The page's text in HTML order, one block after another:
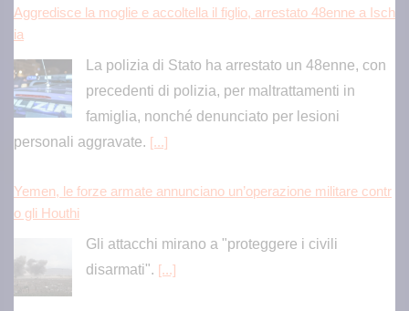
Aggredisce la moglie e accoltella il figlio, arrestato 48enne a Isch
ia
La polizia di Stato ha arrestato un 48enne, con
precedenti di polizia, per maltrattamenti in
famiglia, nonché denunciato per lesioni
personali aggravate. [...]
Yemen, le forze armate annunciano un’operazione militare contr
o gli Houthi
Gli attacchi mirano a "proteggere i civili
disarmati". [...]